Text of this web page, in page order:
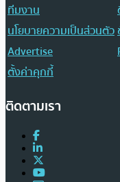
ทีมงาน
นโยบายความเป็นส่วนตัว
Advertise
ตั้งค่าคุกกี้
ติดตามเรา